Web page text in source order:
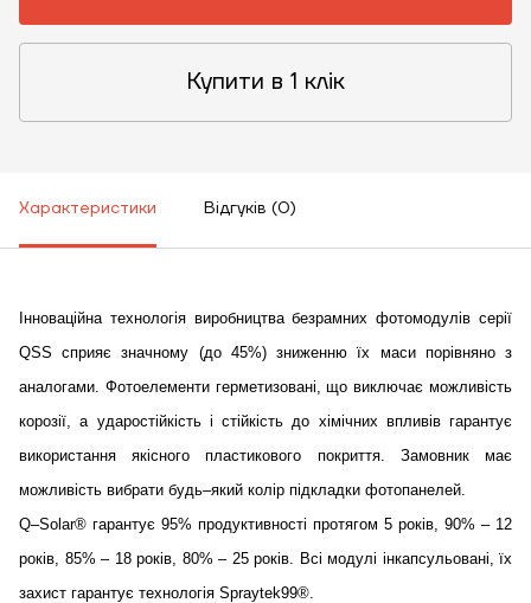
Купити в 1 клік
Характеристики Відгуків (0)
Інноваційна технологія виробництва безрамних фотомодулів серії
QSS сприяє значному (до 45%) зниженню їх маси порівняно з
аналогами. Фотоелементи герметизовані, що виключає можливість
корозії, а ударостійкість і стійкість до хімічних впливів гарантує
використання якісного пластикового покриття. Замовник має
можливість вибрати будь–який колір підкладки фотопанелей.
Q–Solar® гарантує 95% продуктивності протягом 5 років, 90% – 12
років, 85% – 18 років, 80% – 25 років. Всі модулі інкапсульовані, їх
захист гарантує технологія Spraytek99®.
Ширина, м
Довжина, м
Ступінь
утеплення, Вт/м
кв
Гарно утеплений, 55
Замовити
Зворотній дзвінок
Надіслати
ЗАМОВИТИ ПОСЛУГУ МОНТАЖУ
Надіслати